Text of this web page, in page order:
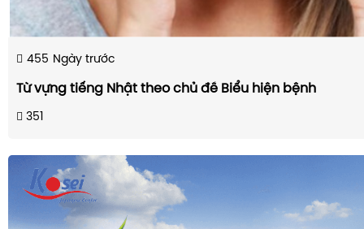
455 Ngày trước
Từ vựng tiếng Nhật theo chủ đề Biểu hiện bệnh
351